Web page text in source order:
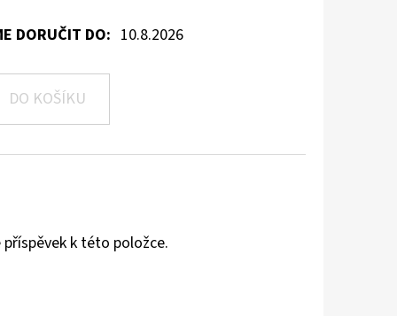
DORUČIT DO: 10.8.2026
DO KOŠÍKU
k této položce.